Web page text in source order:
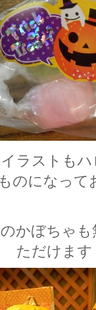
ラストも
のになって
かぼちゃ
ただけます